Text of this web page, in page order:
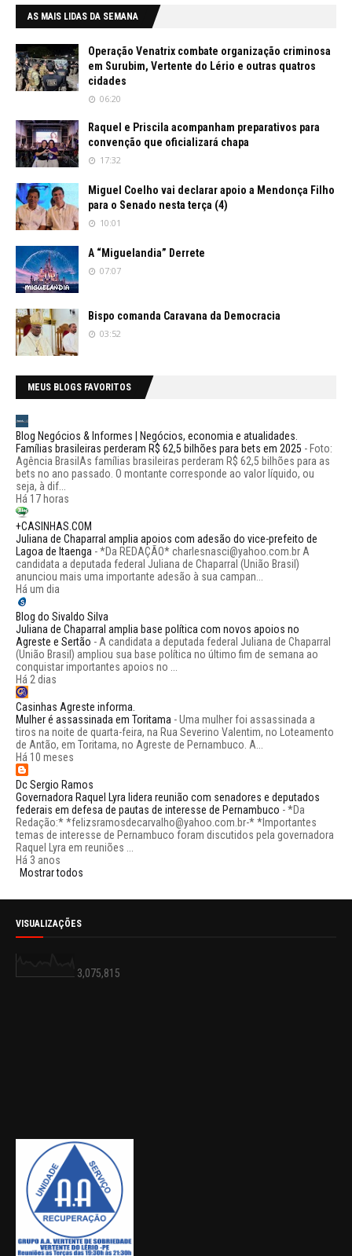
AS MAIS LIDAS DA SEMANA
Operação Venatrix combate organização criminosa
em Surubim, Vertente do Lério e outras quatros
cidades
06:20
Raquel e Priscila acompanham preparativos para
convenção que oficializará chapa
17:32
Miguel Coelho vai declarar apoio a Mendonça Filho
para o Senado nesta terça (4)
10:01
A “Miguelandia” Derrete
07:07
Bispo comanda Caravana da Democracia
03:52
MEUS BLOGS FAVORITOS
Blog Negócios & Informes | Negócios, economia e atualidades.
Famílias brasileiras perderam R$ 62,5 bilhões para bets em 2025 - Foto:
Agência BrasilAs famílias brasileiras perderam R$ 62,5 bilhões para as
bets no ano passado. O montante corresponde ao valor líquido, ou
seja, à dif...
Há 17 horas
+CASINHAS.COM
Juliana de Chaparral amplia apoios com adesão do vice-prefeito de
Lagoa de Itaenga -*Da REDAÇÃO* charlesnasci@yahoo.com.br A
candidata a deputada federal Juliana de Chaparral (União Brasil)
anunciou mais uma importante adesão à sua campan...
Há um dia
Blog do Sivaldo Silva
Juliana de Chaparral amplia base política com novos apoios no
Agreste e Sertão - A candidata a deputada federal Juliana de Chaparral
(União Brasil) ampliou sua base política no último fim de semana ao
conquistar importantes apoios no ...
Há 2 dias
Casinhas Agreste informa.
Mulher é assassinada em Toritama -Uma mulher foi assassinada a
tiros na noite de quarta-feira, na Rua Severino Valentim, no Loteamento
de Antão, em Toritama, no Agreste de Pernambuco. A...
Há 10 meses
Dc Sergio Ramos
Governadora Raquel Lyra lidera reunião com senadores e deputados
federais em defesa de pautas de interesse de Pernambuco -*Da
Redação:* *felizsramosdecarvalho@yahoo.com.br-* *Importantes
temas de interesse de Pernambuco foram discutidos pela governadora
Raquel Lyra em reuniões ...
Há 3 anos
Mostrar todos
VISUALIZAÇÕES
3,075,815